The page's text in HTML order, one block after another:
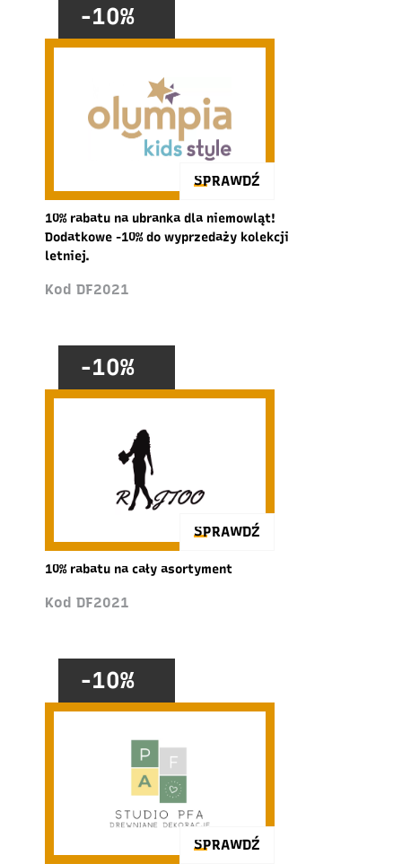
-10%
SPRAWDŹ
10% rabatu na ubranka dla niemowląt!
Dodatkowe -10% do wyprzedaży kolekcji
letniej.
Kod DF2021
-10%
SPRAWDŹ
10% rabatu na cały asortyment
Kod DF2021
-10%
SPRAWDŹ